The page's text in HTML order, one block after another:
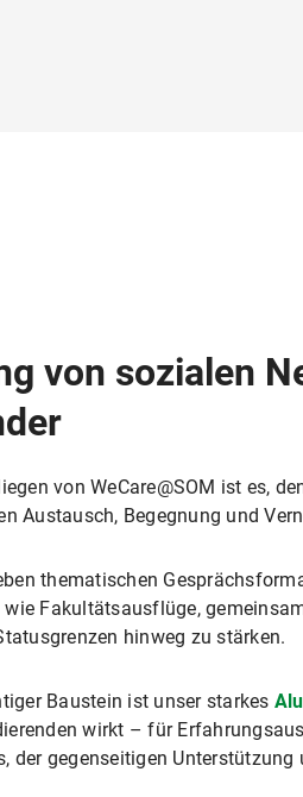
von sozialen
von WeCare@SOM ist es,
Austausch, Begegnung und
thematischen
Fakultätsausflüge,
hinweg zu stärken.
Baustein ist unser starkes
wirkt – für
der gegenseitigen